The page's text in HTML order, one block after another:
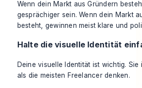
Wenn dein Markt aus Gründern
gesprächiger sein. Wenn dein Markt
besteht, gewinnen meist klare und
Halte die visuelle Identität
Deine visuelle Identität ist wichtig.
als die meisten Freelancer denken.